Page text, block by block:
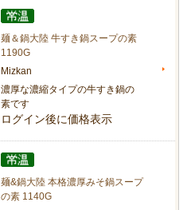
麺＆鍋大陸 牛すき鍋スープの素
1190G
Mizkan
濃厚な濃縮タイプの牛すき鍋の
素です
ログイン後に価格表示
麺&鍋大陸 本格濃厚みそ鍋スープ
の素 1140G